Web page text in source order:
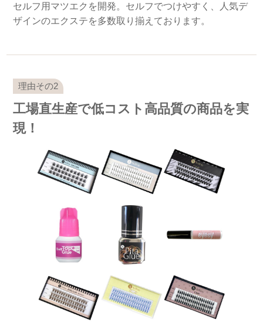
セルフ用マツエクを開発。セルフでつけやすく、人気デ
ザインのエクステを多数取り揃えております。
工場直生産で低コスト高品質の商品を実
現！